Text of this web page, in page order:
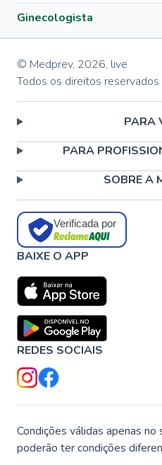
Ginecologista
© Medprev, 2026, live
Todos os direitos reservados
PARA
PARA
SOBRE A
Verificada por
BAIXE O APP
REDES SOCIAIS
Condições válidas apenas
poderão ter condições